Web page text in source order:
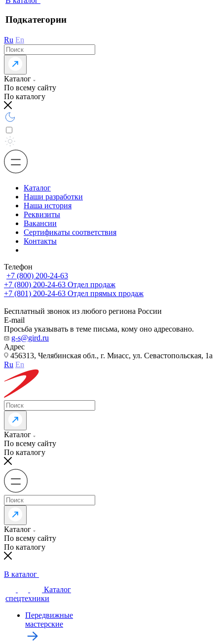
Подкатегории
Ru En
Каталог
По всему сайту
По каталогу
Каталог
Наши разработки
Наша история
Реквизиты
Вакансии
Сертификаты соответствия
Контакты
Телефон
+7 (800) 200-24-63
+7 (800) 200-24-63 Отдел продаж
+7 (801) 200-24-63 Отдел прямых продаж
Бесплатный звонок из любого региона России
E-mail
Просьба указывать в теме письма, кому оно адресовано.
g-s@gird.ru
Адрес
456313, Челябинская обл., г. Миасс, ул. Севастопольская, 1а
Ru En
Каталог
По всему сайту
По каталогу
Каталог
По всему сайту
По каталогу
В каталог
Каталог
спецтехники
Передвижные
мастерские